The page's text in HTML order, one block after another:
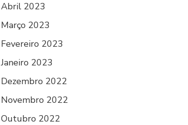
Abril 2023
Março 2023
Fevereiro 2023
Janeiro 2023
Dezembro 2022
Novembro 2022
Outubro 2022